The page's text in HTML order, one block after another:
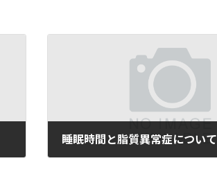
睡眠時間と脂質異常症について